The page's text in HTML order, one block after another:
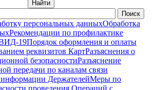
персональных данныхОбработка
Рекомендации по профилактике
19Порядок оформления и оплаты
реквизитов КартРазъяснения о
безопасностиРазъяснение
передачи по каналам связи
ДержателейМеры по
проведения Операций с